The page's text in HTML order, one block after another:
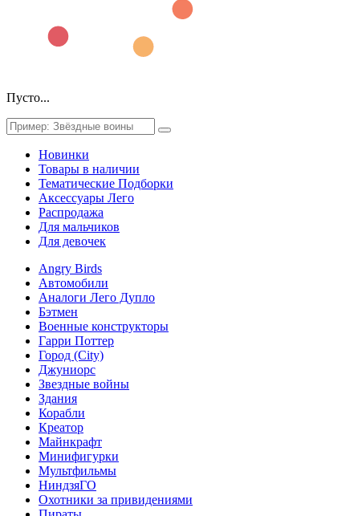
Пусто...
Новинки
Товары в наличии
Тематические Подборки
Аксессуары Лего
Распродажа
Для мальчиков
Для девочек
Angry Birds
Автомобили
Аналоги Лего Дупло
Бэтмен
Военные конструкторы
Гарри Поттер
Город (City)
Джуниорс
Звездные войны
Здания
Корабли
Креатор
Майнкрафт
Минифигурки
Мультфильмы
НиндзяГО
Охотники за привидениями